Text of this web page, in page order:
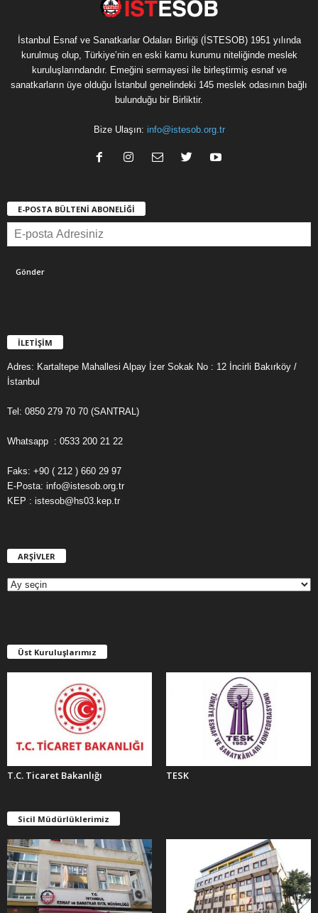
İstanbul Esnaf ve Sanatkarlar Odaları Birliği (İSTESOB) 1951 yılında
kurulmuş olup, Türkiye’nin en eski kamu kurumu niteliğinde meslek
kuruluşlarındandır. Emeğini sermayesi ile birleştirmiş esnaf ve
sanatkarların üye olduğu İstanbul genelindeki 145 meslek odasının bağlı
bulunduğu bir Birliktir.
Bize Ulaşın: info@istesob.org.tr
E-POSTA BÜLTENİ ABONELİĞİ
İLETİŞİM
Adres: Kartaltepe Mahallesi Alpay İzer Sokak No : 12 İncirli Bakırköy /
İstanbul
Tel: 0850 279 70 70 (SANTRAL)
Whatsapp : 0533 200 21 22
Faks: +90 ( 212 ) 660 29 97
E-Posta: info@istesob.org.tr
KEP : istesob@hs03.kep.tr
ARŞİVLER
E
R
Üst Kuruluşlarımız
T.C. Ticaret Bakanlığı TESK
Sicil Müdürlüklerimiz